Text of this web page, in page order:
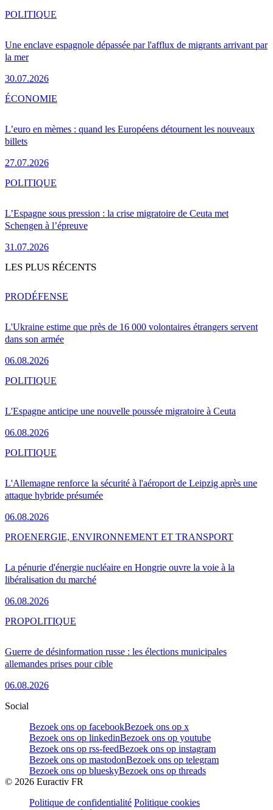
Une enclave espagnole dépassée par l'afflux de migrants arrivant par
la mer
30.07.2026
POLITIQUE
L’euro en mèmes : quand les Européens détournent les nouveaux
billets
27.07.2026
ÉCONOMIE
L’Espagne sous pression : la crise migratoire de Ceuta met
Schengen à l’épreuve
31.07.2026
POLITIQUE
LES PLUS RÉCENTS
L'Ukraine estime que près de 16 000 volontaires étrangers servent
dans son armée
06.08.2026
PRODÉFENSE
L'Espagne anticipe une nouvelle poussée migratoire à Ceuta
06.08.2026
POLITIQUE
L'Allemagne renforce la sécurité à l'aéroport de Leipzig après une
attaque hybride présumée
06.08.2026
POLITIQUE
La pénurie d'énergie nucléaire en Hongrie ouvre la voie à la
libéralisation du marché
06.08.2026
PROENERGIE, ENVIRONNEMENT ET TRANSPORT
Guerre de désinformation russe : les élections municipales
allemandes prises pour cible
06.08.2026
PROPOLITIQUE
Social
Bezoek ons op facebookBezoek ons op x
Bezoek ons op linkedinBezoek ons op youtube
Bezoek ons op rss-feedBezoek ons op instagram
Bezoek ons op mastodonBezoek ons op telegram
Bezoek ons op blueskyBezoek ons op threads
© 2026 Euractiv FR
Politique de confidentialité Politique cookies